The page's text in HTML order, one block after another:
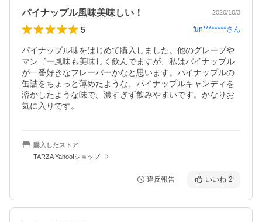
パイナップル風味美味しい！ 2020/10/3
5 fun********さん
パイナップル味をはじめて購入しました。他のグレープや
マンゴー風味も美味しく飲んでますが、私はパイナップル
が一番好きなフレーバーかなと思います。パイナップルの
缶詰をちょっと薄めたような、パイナップルキャンディを
溶かしたような味で、濃すぎず飲みやすいです。かなりお
気に入りです。
購入したストア
TARZA Yahoo!ショップ
違反報告 いいね 2